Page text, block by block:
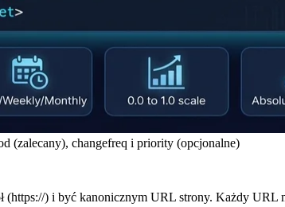
(zalecany), changefreq i priority (opcjonalne)
(https://) i być kanonicznym URL strony. Każdy URL